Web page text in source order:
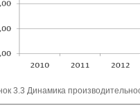
3.3 Динамика